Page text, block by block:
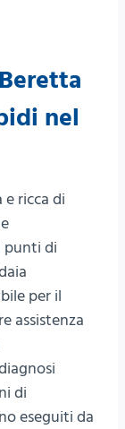
nel
ricca di
punti di
per il
assistenza
di
eseguiti da